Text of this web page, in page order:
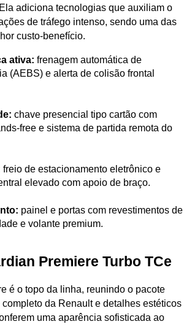
adiciona tecnologias que auxiliam o
de tráfego intenso, sendo uma das
custo-benefício.
ativa: frenagem automática de
(AEBS) e alerta de colisão frontal
chave presencial tipo cartão com
free e sistema de partida remota do
freio de estacionamento eletrônico e
elevado com apoio de braço.
painel e portas com revestimentos de
e volante premium.
Premiere Turbo TCe
é o topo da linha, reunindo o pacote
da Renault e detalhes estéticos
uma aparência sofisticada ao